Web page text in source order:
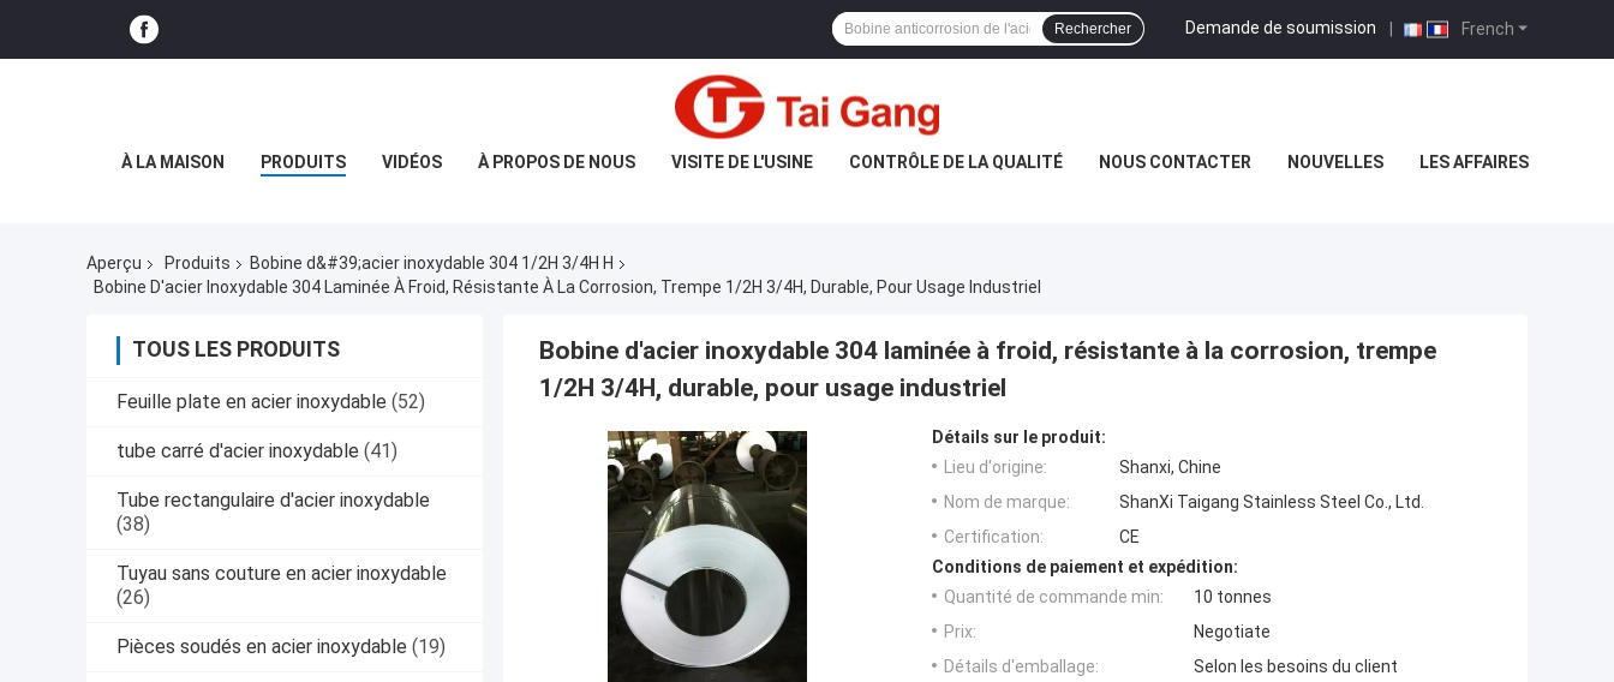
French
Demande de soumission |
Rechercher
À LA MAISON PRODUITS VIDÉOS À PROPOS DE NOUS VISITE DE L'USINE CONTRÔLE DE LA QUALITÉ NOUS CONTACTER NOUVELLES LES AFFAIRES
Aperçu Produits
Bobine d&#39;acier inoxydable 304 1/2H 3/4H H
Bobine D'acier Inoxydable 304 Laminée À Froid, Résistante À La Corrosion, Trempe 1/2H 3/4H, Durable, Pour Usage Industriel
TOUS LES PRODUITS
Feuille plate en acier inoxydable (52)
tube carré d'acier inoxydable (41)
Tube rectangulaire d'acier inoxydable
(38)
Tuyau sans couture en acier inoxydable
(26)
Pièces soudés en acier inoxydable (19)
Bobine d'acier inoxydable 304 laminée à froid, résistante à la corrosion, trempe
1/2H 3/4H, durable, pour usage industriel
Détails sur le produit:
Lieu d'origine:
Shanxi, Chine
Nom de marque:
ShanXi Taigang Stainless Steel Co., Ltd.
Certification:
CE
Conditions de paiement et expédition:
Quantité de commande min:
10 tonnes
Prix:
Negotiate
Détails d'emballage:
Selon les besoins du client